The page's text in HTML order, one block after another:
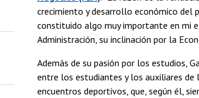
crecimiento y desarrollo económico del
constituido algo muy importante en mi
Administración, su inclinación por la
Además de su pasión por los estudios,
entre los estudiantes y los auxiliares de
encuentros deportivos, que, según él,